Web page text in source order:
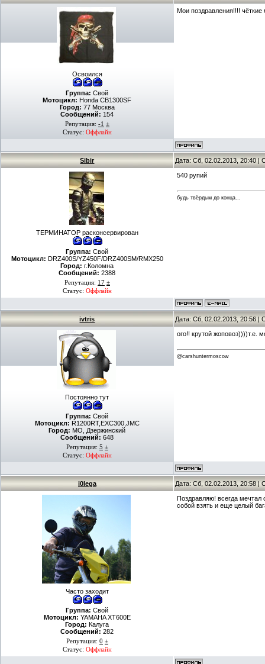
Освоился
Группа: Свой
Мотоцикл: Honda CB1300SF
Город: 77 Москва
Сообщений: 154
Репутация: -1 ±
Статус: Оффлайн
Мои поздравления!!!! чёткие
Sibir Дата: Сб, 02.02.2013, 20:40 |
ТЕРМИНАТОР расконсервирован
Группа: Свой
Мотоцикл: DRZ400S/YZ450F/DRZ400SM/RMX250
Город: г.Коломна
Сообщений: 2388
Репутация: 17 ±
Статус: Оффлайн
540 рупий
будь твёрдым до конца...
ivtris Дата: Сб, 02.02.2013, 20:56 |
Постоянно тут
Группа: Свой
Мотоцикл: R1200RT,EXC300,JMC
Город: МО, Дзержинский
Сообщений: 648
Репутация: 5 ±
Статус: Оффлайн
ого!! крутой жоповоз))))т.е.
@carshuntermoscow
i0lega Дата: Сб, 02.02.2013, 20:58 |
Часто заходит
Группа: Свой
Мотоцикл: YAMAHA XT600E
Город: Калуга
Сообщений: 282
Репутация: 0 ±
Статус: Оффлайн
Поздравляю! всегда мечтал
собой взять и еще целый